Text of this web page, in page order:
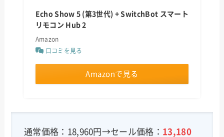
Echo Show 5 (第3世代) + SwitchBot スマート
リモコン Hub 2
Amazon
口コミを見る
Amazonで見る
通常価格：18,960円→セール価格： 13,180